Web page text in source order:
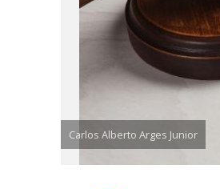
Carlos Alberto Arges Junior